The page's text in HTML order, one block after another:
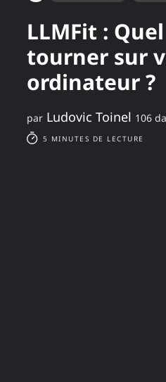
LLMFit :
tourner sur
ordinateur ?
par Ludovic Toinel 106
5 MINUTES DE LECTURE